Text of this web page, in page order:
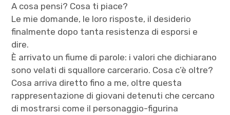
A cosa pensi? Cosa ti piace?
Le mie domande, le loro risposte, il desiderio
finalmente dopo tanta resistenza di esporsi e
dire.
È arrivato un fiume di parole: i valori che dichiarano
sono velati di squallore carcerario. Cosa c’è oltre?
Cosa arriva diretto fino a me, oltre questa
rappresentazione di giovani detenuti che cercano
di mostrarsi come il personaggio-figurina